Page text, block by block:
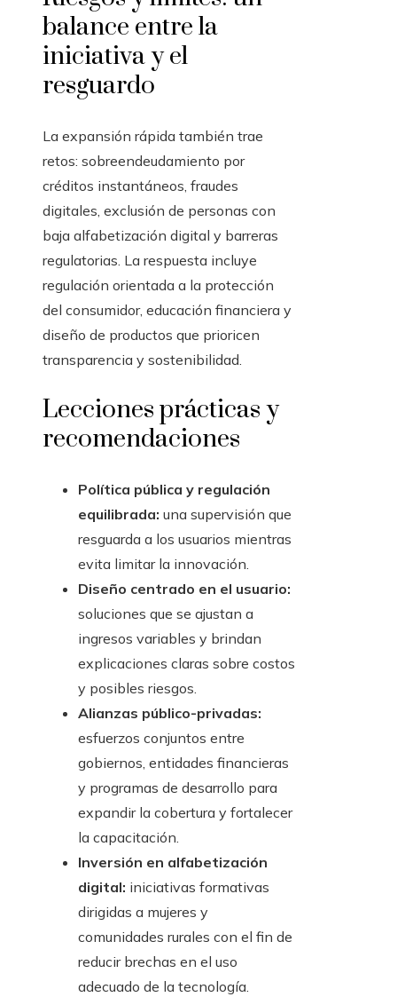
balance entre la
iniciativa y el
resguardo
La expansión rápida también trae
retos: sobreendeudamiento por
créditos instantáneos, fraudes
digitales, exclusión de personas con
baja alfabetización digital y barreras
regulatorias. La respuesta incluye
regulación orientada a la protección
del consumidor, educación financiera y
diseño de productos que prioricen
transparencia y sostenibilidad.
Lecciones prácticas y
recomendaciones
Política pública y regulación
equilibrada: una supervisión que
resguarda a los usuarios mientras
evita limitar la innovación.
Diseño centrado en el usuario:
soluciones que se ajustan a
ingresos variables y brindan
explicaciones claras sobre costos
y posibles riesgos.
Alianzas público-privadas:
esfuerzos conjuntos entre
gobiernos, entidades financieras
y programas de desarrollo para
expandir la cobertura y fortalecer
la capacitación.
Inversión en alfabetización
digital: iniciativas formativas
dirigidas a mujeres y
comunidades rurales con el fin de
reducir brechas en el uso
adecuado de la tecnología.